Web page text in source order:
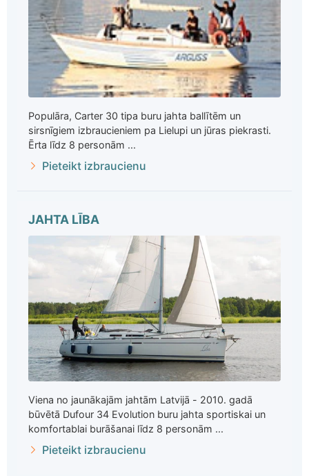
Populāra, Carter 30 tipa buru jahta ballītēm un
sirsnīgiem izbraucieniem pa Lielupi un jūras piekrasti.
Ērta līdz 8 personām ...
Pieteikt izbraucienu
JAHTA LĪBA
Viena no jaunākajām jahtām Latvijā - 2010. gadā
būvētā Dufour 34 Evolution buru jahta sportiskai un
komfortablai burāšanai līdz 8 personām ...
Pieteikt izbraucienu